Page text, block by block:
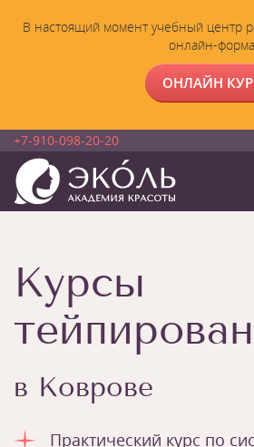
В настоящий момент учебный центр
онлайн-
ОНЛАЙН
+7-910-098-20-20
Курсы
в Коврове
Практический курс по